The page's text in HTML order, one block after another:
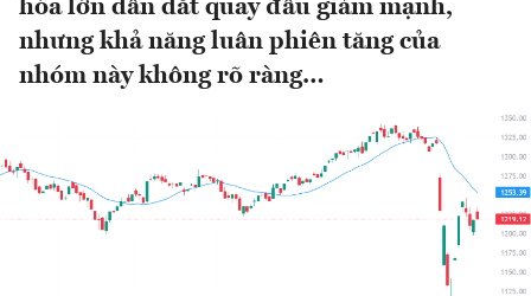
hóa lớn dẫn dắt quay đầu giảm mạnh,
nhưng khả năng luân phiên tăng của
nhóm này không rõ ràng…